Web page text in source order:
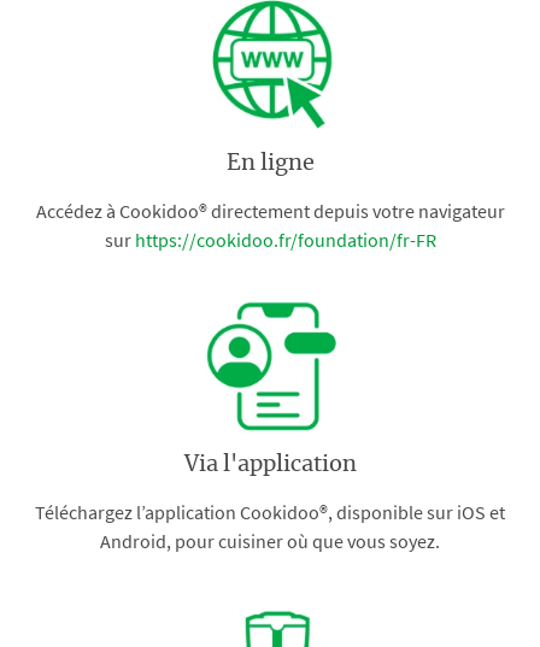
En ligne
Accédez à Cookidoo® directement depuis votre navigateur
sur https://cookidoo.fr/foundation/fr-FR
Via l'application
Téléchargez l’application Cookidoo®, disponible sur iOS et
Android, pour cuisiner où que vous soyez.